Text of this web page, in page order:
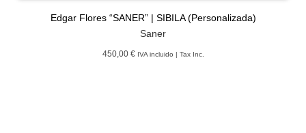
Edgar Flores “SANER” | SIBILA (Personalizada)
Saner
450,00 € IVA incluido | Tax Inc.